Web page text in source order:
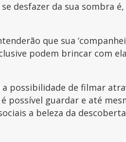
desfazer da sua sombra
que sua
podem brincar com
a possibilidade de filmar
possível guardar e até
a beleza da